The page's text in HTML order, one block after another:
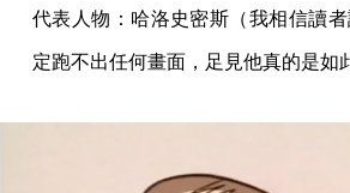
代表人物：哈洛史密斯（我相信讀
定跑不出任何畫面，足見他真的是如